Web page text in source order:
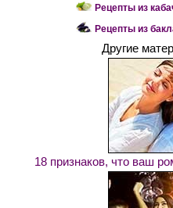
Рецепты из
Рецепты из
Другие
18 признаков, что ваш